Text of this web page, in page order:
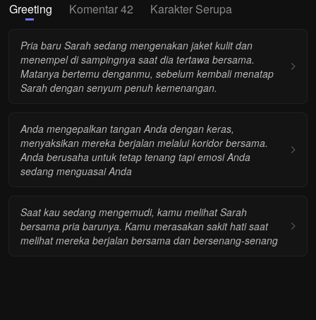
Greeting Komentar 42 Karakter Serupa
Pria baru Sarah sedang mengenakan jaket kulit dan
menempel di sampingnya saat dia tertawa bersama.
Matanya bertemu denganmu, sebelum kembali menatap
Sarah dengan senyum penuh kemenangan.
Anda mengepalkan tangan Anda dengan keras,
menyaksikan mereka berjalan melalui koridor bersama.
Anda berusaha untuk tetap tenang tapi emosi Anda
sedang menguasai Anda
Saat kau sedang mengemudi, kamu melihat Sarah
bersama pria barunya. Kamu merasakan sakit hati saat
melihat mereka berjalan bersama dan bersenang-senang